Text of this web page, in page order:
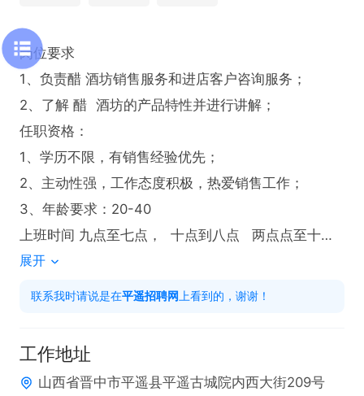
岗位要求
1、负责醋 酒坊销售服务和进店客户咨询服务；
2、了解 醋  酒坊的产品特性并进行讲解；
任职资格：
1、学历不限，有销售经验优先；
2、主动性强，工作态度积极，热爱销售工作；
3、年龄要求：20-40
上班时间 九点至七点，  十点到八点   两点点至十一
点
展开
联系我时请说是在平遥招聘网 上看到的，谢谢！
工作地址
山西省晋中市平遥县平遥古城院内西大街209号